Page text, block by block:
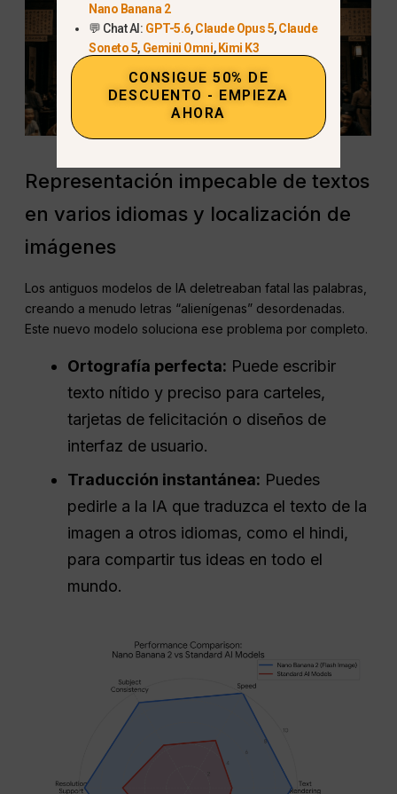
Representación impecable de textos
en varios idiomas y localización de
imágenes
Los antiguos modelos de IA deletreaban fatal las palabras,
creando a menudo letras “alienígenas” desordenadas.
Este nuevo modelo soluciona ese problema por completo.
Ortografía perfecta: Puede escribir
texto nítido y preciso para carteles,
tarjetas de felicitación o diseños de
interfaz de usuario.
Traducción instantánea: Puedes
pedirle a la IA que traduzca el texto de la
imagen a otros idiomas, como el hindi,
para compartir tus ideas en todo el
mundo.
Nano Banana 2
💬 Chat AI: GPT-5.6,Claude Opus 5,Claude
Soneto 5, Gemini Omni, Kimi K3
CONSIGUE 50% DE
DESCUENTO - EMPIEZA
AHORA